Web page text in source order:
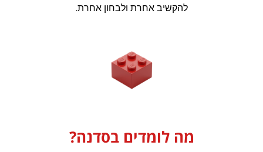
להקשיב אחרת ולבחון אחרת.
מה לומדים בסדנה?